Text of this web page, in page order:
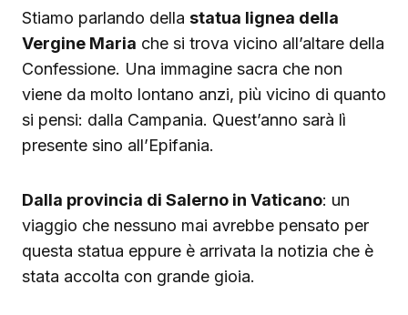
Stiamo parlando della statua lignea della
Vergine Maria che si trova vicino all’altare della
Confessione. Una immagine sacra che non
viene da molto lontano anzi, più vicino di quanto
si pensi: dalla Campania. Quest’anno sarà lì
presente sino all’Epifania.
Dalla provincia di Salerno in Vaticano: un
viaggio che nessuno mai avrebbe pensato per
questa statua eppure è arrivata la notizia che è
stata accolta con grande gioia.